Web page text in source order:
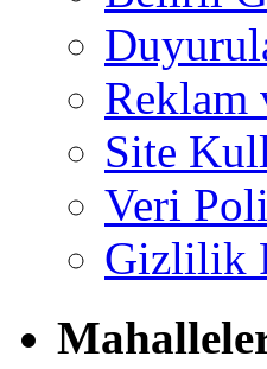
Reklam
Site
Veri
Gizlilik